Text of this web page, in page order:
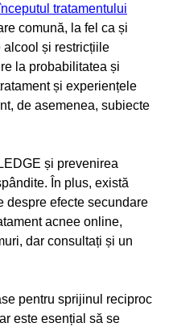
tratamentului
comună, la fel ca și
alcool și restricțiile
la probabilitatea și
și experiențele
de asemenea, subiecte
și prevenirea
În plus, există
despre efecte secundare
acnee online,
dar consultați și un
pentru sprijinul reciproc
este esențial să se